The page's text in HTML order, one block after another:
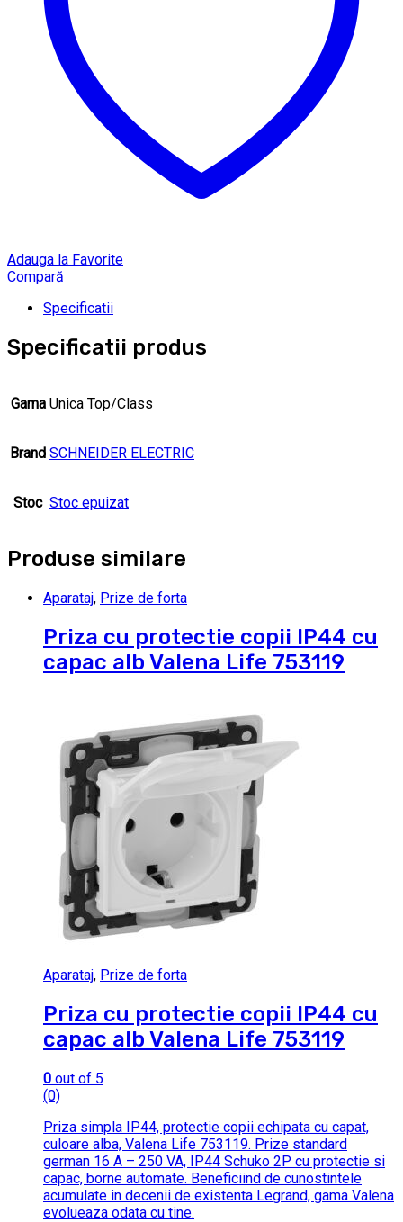
Adauga la Favorite
Compară
Specificatii
Specificatii produs
Gama Unica Top/Class
Brand SCHNEIDER ELECTRIC
Stoc Stoc epuizat
Produse similare
Aparataj, Prize de forta
Priza cu protectie copii IP44 cu
capac alb Valena Life 753119
Aparataj, Prize de forta
Priza cu protectie copii IP44 cu
capac alb Valena Life 753119
0 out of 5
(0)
Priza simpla IP44, protectie copii echipata cu capat,
culoare alba, Valena Life 753119. Prize standard
german 16 A – 250 VA, IP44 Schuko 2P cu protectie si
capac, borne automate. Beneficiind de cunostintele
acumulate in decenii de existenta Legrand, gama Valena
evolueaza odata cu tine.